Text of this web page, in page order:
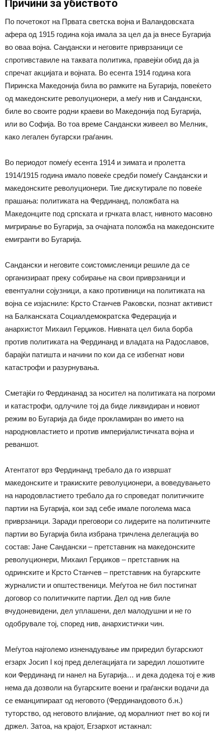
Причини за убиството
По почетокот на Првата светска војна и Валандовската
афера од 1915 година која имала за цел да ја внесе Бугарија
во оваа војна. Сандански и неговите приврзаници се
спротивставиле на таквата политика, правејќи обид да ја
спречат акцијата и војната. Во есента 1914 година кога
Пиринска Македонија била во рамките на Бугарија, повеќето
од македонските револуционери, а меѓу нив и Сандански,
биле во своите родни краеви во Македонија под Бугарија,
или во Софија. Во тоа време Сандански живеел во Мелник,
како легален бугарски граѓанин.
Во периодот помеѓу есента 1914 и зимата и пролетта
1914/1915 година имало повеќе средби помеѓу Сандански и
македонските револуционери. Тие дискутирале по повеќе
прашања: политиката на Фердинанд, положбата на
Македонците под српската и грчката власт, нивното масовно
мигрирање во Бугарија, за очајната положба на македонските
емигранти во Бугарија.
Сандански и неговите соистомисленици решиле да се
организираат преку собирање на свои приврзаници и
евентуални сојузници, а како противници на политиката на
војна се изјасниле: Крсто Станчев Раковски, познат активист
на Балканската Социалдемократска Федерација и
анархистот Михаил Герџиков. Нивната цел била борба
против политиката на Фердинанд и владата на Радославов,
барајќи патишта и начини по кои да се избегнат нови
катастрофи и разурнувања.
Сметајќи го Фердинанад за носител на политиката на погроми
и катастрофи, одлучиле тој да биде ликвидиран и новиот
режим во Бугарија да биде прокламиран во името на
народновластието и против империјалистичката војна и
реваншот.
Атентатот врз Фердинанд требало да го извршат
македонските и тракиските револуционери, а воведувањето
на народовластието требало да го спроведат политичките
партии на Бугарија, кои зад себе имале поголема маса
приврзаници. Заради преговори со лидерите на политичките
партии во Бугарија била избрана тричлена делегација во
состав: Јане Сандански – претставник на македонските
револуционери, Михаил Герџиков – претставник на
одринските и Крсто Станчев – претставник на бугарските
журналисти и општественици. Меѓутоа не бил постигнат
договор со политичките партии. Дел од нив биле
вчудоневидени, дел уплашени, дел малодушни и не го
одобрувале тој, според нив, анархистички чин.
Меѓутоа најголемо изненадување им приредил бугарскиот
егзарх Јосип I кој пред делегацијата ги заредил лошотиите
кои Фердинанд ги нанел на Бугарија… и дека додека тој е жив
нема да дозволи на бугарските воени и граѓански водачи да
се еманципираат од неговото (Фердинандовото б.н.)
туторство, од неговото влијание, од моралниот гнет во кој ги
држел. Затоа, на крајот, Егзархот истакнал: